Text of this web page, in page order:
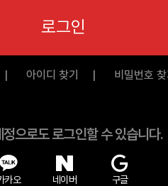
로그인
아이디 찾기 비밀번호 찾
으로도 로그인할 수 있습니다.
카오 네이버 구글